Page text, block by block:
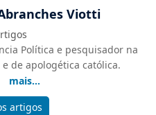
Viotti
Política e pesquisador na
de apologética católica.
mais...
artigos